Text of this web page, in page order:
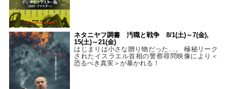
ネタニヤフ調書 汚職と戦争 8/1(土)～7(金),
15(土)～21(金)
はじまりは小さな贈り物だった…。 極秘リーク
されたイスラエル首相の警察尋問映像により＜
恐るべき真実＞が暴かれる！